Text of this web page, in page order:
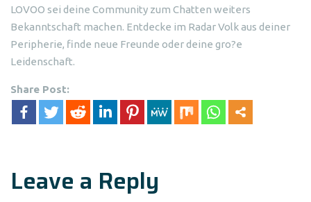
LOVOO sei deine Community zum Chatten weiters
Bekanntschaft machen. Entdecke im Radar Volk aus deiner
Peripherie, finde neue Freunde oder deine gro?e
Leidenschaft.
Share Post:
Leave a Reply